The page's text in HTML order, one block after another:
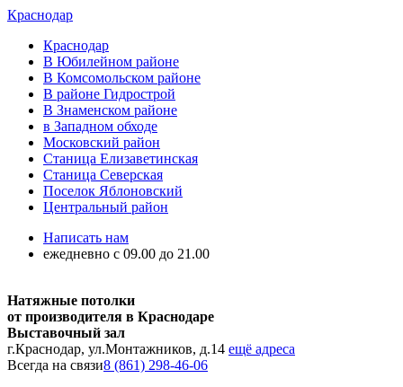
Краснодар
Краснодар
В Юбилейном районе
В Комсомольском районе
В районе Гидрострой
В Знаменском районе
в Западном обходе
Московский район
Станица Елизаветинская
Станица Северская
Поселок Яблоновский
Центральный район
Написать нам
ежедневно с 09.00 до 21.00
Натяжные потолки
от производителя в Краснодаре
Выставочный зал
г.Краснодар, ул.Монтажников, д.14 ещё адреса
Всегда на связи8 (861) 298-46-06